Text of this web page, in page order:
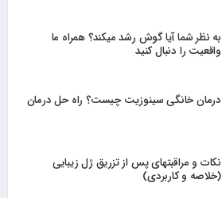
به نظر شما آیا گوش رشد میکند؟ همراه ما
واقعیت را دنبال کنید
درمان خانگی سینوزیت چیست؟ راه حل درمان
نکات و مراقبتهای پس از تزریق ژل زیبایی
(خلاصه و کاربردی)